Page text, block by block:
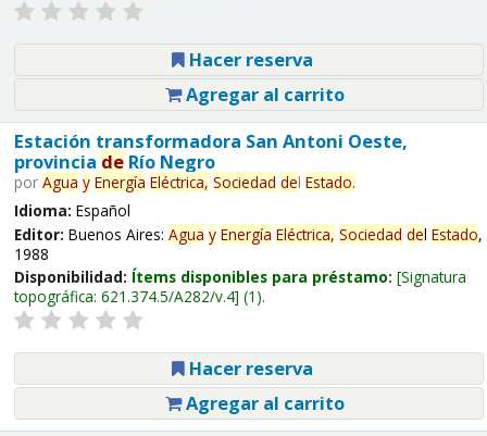
Hacer reserva
Agregar al carrito
Estación transformadora San Antoni Oeste,
provincia deRío Negro
por Agua y Energía Eléctrica, Sociedad del Estado.
Idioma: Español
Editor: Buenos Aires: Agua y Energía Eléctrica, Sociedad del Estado,
1988
Disponibilidad: Ítems disponibles para préstamo: Signatura
topográfica: 621.374.5/A282/v.4 (1).
Hacer reserva
Agregar al carrito